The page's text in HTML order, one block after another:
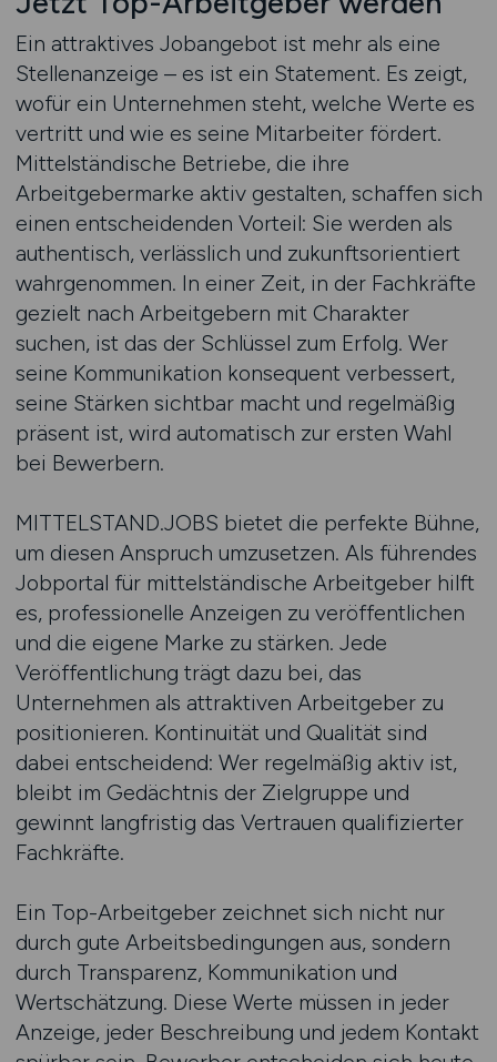
Ein attraktives Jobangebot ist mehr als eine
Stellenanzeige – es ist ein Statement. Es zeigt,
wofür ein Unternehmen steht, welche Werte es
vertritt und wie es seine Mitarbeiter fördert.
Mittelständische Betriebe, die ihre
Arbeitgebermarke aktiv gestalten, schaffen sich
einen entscheidenden Vorteil: Sie werden als
authentisch, verlässlich und zukunftsorientiert
wahrgenommen. In einer Zeit, in der Fachkräfte
gezielt nach Arbeitgebern mit Charakter
suchen, ist das der Schlüssel zum Erfolg. Wer
seine Kommunikation konsequent verbessert,
seine Stärken sichtbar macht und regelmäßig
präsent ist, wird automatisch zur ersten Wahl
bei Bewerbern.
MITTELSTAND.JOBS bietet die perfekte Bühne,
um diesen Anspruch umzusetzen. Als führendes
Jobportal für mittelständische Arbeitgeber hilft
es, professionelle Anzeigen zu veröffentlichen
und die eigene Marke zu stärken. Jede
Veröffentlichung trägt dazu bei, das
Unternehmen als attraktiven Arbeitgeber zu
positionieren. Kontinuität und Qualität sind
dabei entscheidend: Wer regelmäßig aktiv ist,
bleibt im Gedächtnis der Zielgruppe und
gewinnt langfristig das Vertrauen qualifizierter
Fachkräfte.
Ein Top-Arbeitgeber zeichnet sich nicht nur
durch gute Arbeitsbedingungen aus, sondern
durch Transparenz, Kommunikation und
Wertschätzung. Diese Werte müssen in jeder
Anzeige, jeder Beschreibung und jedem Kontakt